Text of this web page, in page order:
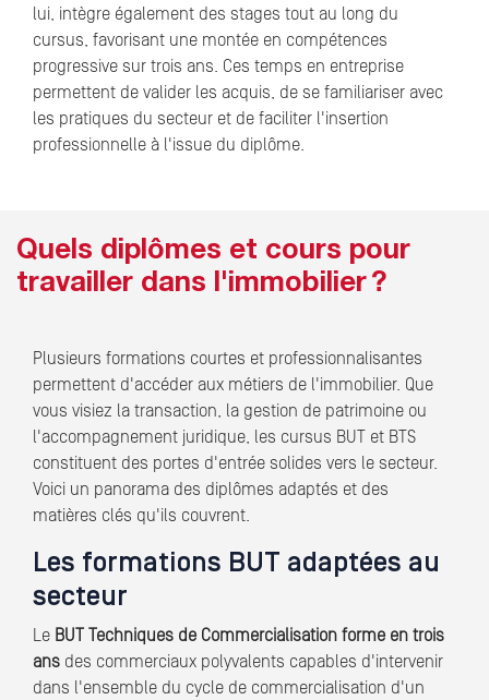
lui, intègre également des stages tout au long du
cursus, favorisant une montée en compétences
progressive sur trois ans. Ces temps en entreprise
permettent de valider les acquis, de se familiariser avec
les pratiques du secteur et de faciliter l'insertion
professionnelle à l'issue du diplôme.
Quels diplômes et cours pour
travailler dans l'immobilier ?
Plusieurs formations courtes et professionnalisantes
permettent d'accéder aux métiers de l'immobilier. Que
vous visiez la transaction, la gestion de patrimoine ou
l'accompagnement juridique, les cursus BUT et BTS
constituent des portes d'entrée solides vers le secteur.
Voici un panorama des diplômes adaptés et des
matières clés qu'ils couvrent.
Les formations BUT adaptées au
secteur
Le BUT Techniques de Commercialisation forme en trois
ans des commerciaux polyvalents capables d'intervenir
dans l'ensemble du cycle de commercialisation d'un